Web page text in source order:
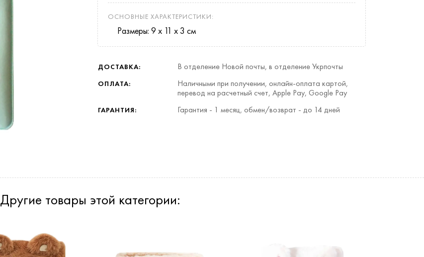
ОСНОВНЫЕ ХАРАКТЕРИСТИКИ:
Размеры: 9 x 11 x 3 см
ДОСТАВКА: В отделение Новой почты, в отделение Укрпочты
ОПЛАТА:
Наличными при получении, онлайн-оплата картой,
перевод на расчетный счет, Apple Pay, Google Pay
ГАРАНТИЯ: Гарантия - 1 месяц, обмен/возврат - до 14 дней
Другие товары этой категории: